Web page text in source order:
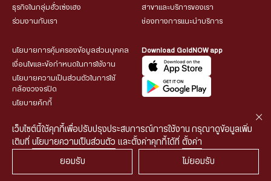
ธุรกิจในกลุ่มฮั่วเซ่งเฮง
ร่วมงานกับเรา
สาขาและบริการของเรา
ช่องทางการแนะนำบริการ
นโยบายการคุ้มครองข้อมูลส่วนบุคคล
เงื่อนไขและข้อกำหนดในการใช้งาน
นโยบายความเป็นส่วนตัวในการใช้
กล้องวงจรปิด
นโยบายคุ้กกี้
Download GoldNOW app
© 2026 HUA SENG HENG CO.,LTD. All rights reserved.| Web::*
เว็บไซต์นี้ใช้คุกกี้เพื่อปรับปรุงประสบการณ์การใช้งาน กรุณาดูข้อมูลเพิ่ม
เติมที่ นโยบายความเป็นส่วนตัว และตั้งค่าคุกกี้ได้ที่ ตั้งค่า
ไม่ยอมรับ
ยอมรับ